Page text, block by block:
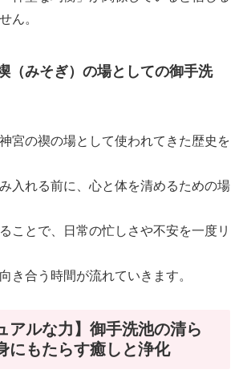
ん。
（みそぎ）の場としての御手洗
宮の禊の場として使われてきた歴史を
入れる前に、心と体を清めるための場
ことで、日常の忙しさや不安を一度リ
き合う時間が流れていきます。
アルな力】御手洗池の清ら
にもたらす癒しと浄化